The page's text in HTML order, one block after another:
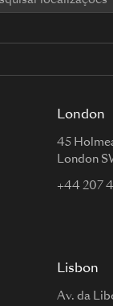
London
45
London
+44 207
Lisbon
Av. da